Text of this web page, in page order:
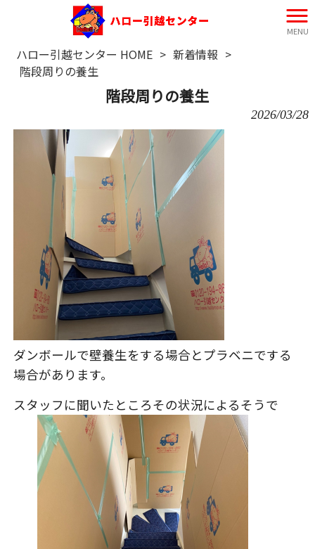
MENU
ハロー引越センター HOME > 新着情報 >
階段周りの養生
階段周りの養生
2026/03/28
ダンボールで壁養生をする場合とプラベニでする
場合があります。
スタッフに聞いたところその状況によるそうで